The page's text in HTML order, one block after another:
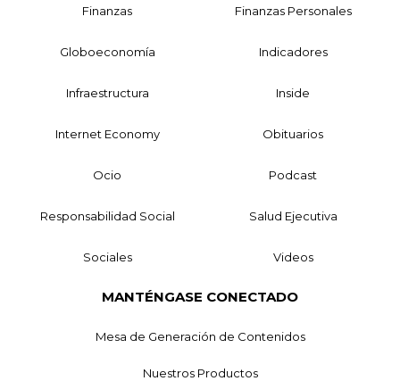
Finanzas Finanzas Personales
Globoeconomía Indicadores
Infraestructura Inside
Internet Economy Obituarios
Ocio Podcast
Responsabilidad Social Salud Ejecutiva
Sociales Videos
MANTÉNGASE CONECTADO
Mesa de Generación de Contenidos
Nuestros Productos